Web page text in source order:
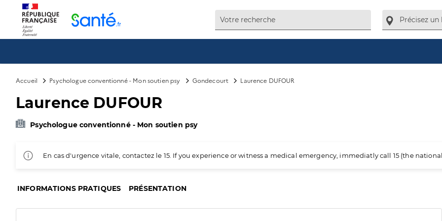
Accueil Psychologue conventionné - Mon soutien psy Gondecourt Laurence DUFOUR
Laurence DUFOUR
Psychologue conventionné - Mon soutien psy
En cas d'urgence vitale, contactez le 15. If you experience or witness a medical emergency, immediatly call 15 (the
INFORMATIONS PRATIQUES PRÉSENTATION
Panneau de gestion des cookies